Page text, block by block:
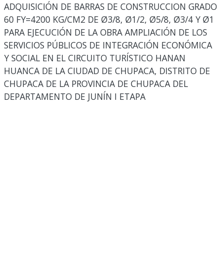
ADQUISICIÓN DE BARRAS DE CONSTRUCCION GRADO
60 FY=4200 KG/CM2 DE Ø3/8, Ø1/2, Ø5/8, Ø3/4 Y Ø1
PARA EJECUCIÓN DE LA OBRA AMPLIACIÓN DE LOS
SERVICIOS PÚBLICOS DE INTEGRACIÓN ECONÓMICA
Y SOCIAL EN EL CIRCUITO TURÍSTICO HANAN
HUANCA DE LA CIUDAD DE CHUPACA, DISTRITO DE
CHUPACA DE LA PROVINCIA DE CHUPACA DEL
DEPARTAMENTO DE JUNÍN I ETAPA